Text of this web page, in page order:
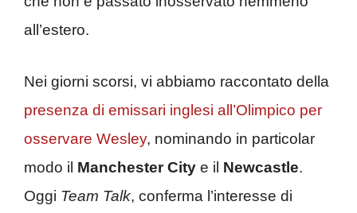
all’estero.
Nei giorni scorsi, vi abbiamo raccontato della
presenza di emissari inglesi all’Olimpico per
osservare Wesley, nominando in particolar
modo il Manchester City e il Newcastle.
Oggi Team Talk, conferma l’interesse di